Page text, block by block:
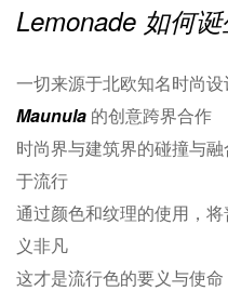
Lemonade 如何诞
一切来源于北欧知名时尚
Maunula 的创意跨界合作
时尚界与建筑界的碰撞与
于流行
通过颜色和纹理的使用，
义非凡
这才是流行色的要义与使命